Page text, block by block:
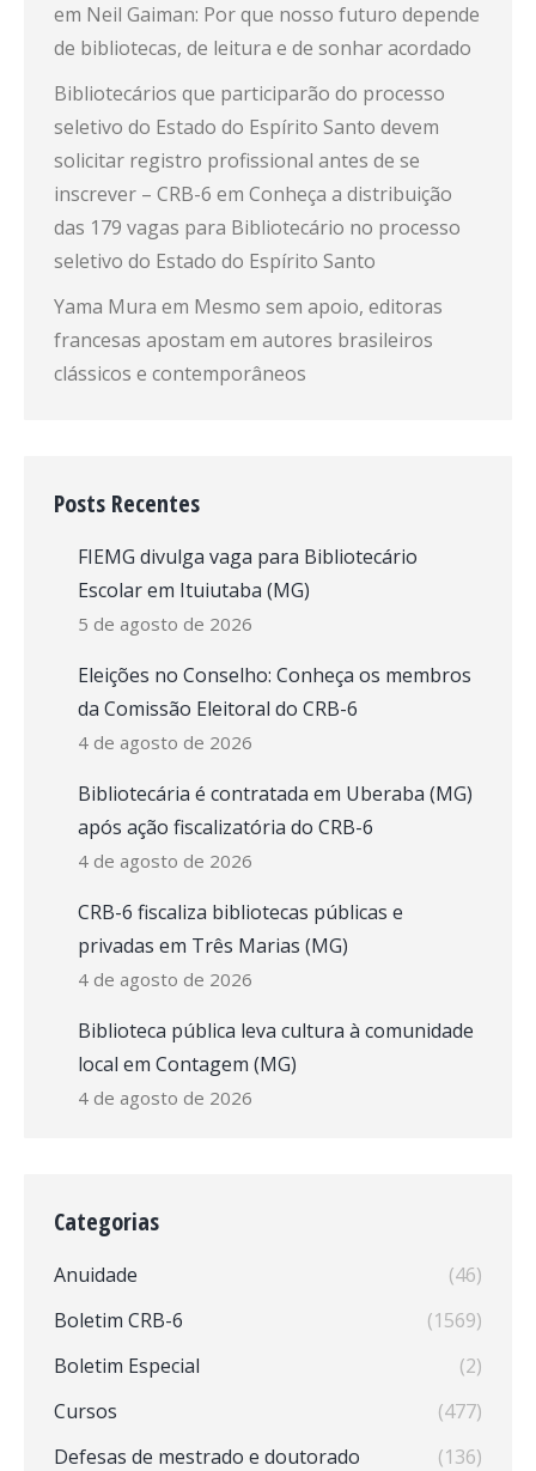
em Neil Gaiman: Por que nosso futuro depende
de bibliotecas, de leitura e de sonhar acordado
Bibliotecários que participarão do processo
seletivo do Estado do Espírito Santo devem
solicitar registro profissional antes de se
inscrever – CRB-6 em Conheça a distribuição
das 179 vagas para Bibliotecário no processo
seletivo do Estado do Espírito Santo
Yama Mura em Mesmo sem apoio, editoras
francesas apostam em autores brasileiros
clássicos e contemporâneos
Posts Recentes
FIEMG divulga vaga para Bibliotecário
Escolar em Ituiutaba (MG)
5 de agosto de 2026
Eleições no Conselho: Conheça os membros
da Comissão Eleitoral do CRB-6
4 de agosto de 2026
Bibliotecária é contratada em Uberaba (MG)
após ação fiscalizatória do CRB-6
4 de agosto de 2026
CRB-6 fiscaliza bibliotecas públicas e
privadas em Três Marias (MG)
4 de agosto de 2026
Biblioteca pública leva cultura à comunidade
local em Contagem (MG)
4 de agosto de 2026
Categorias
Anuidade
(46)
Boletim CRB-6
(1569)
Boletim Especial
(2)
Cursos
(477)
Defesas de mestrado e doutorado
(136)